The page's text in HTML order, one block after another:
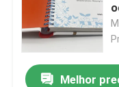
Melhor